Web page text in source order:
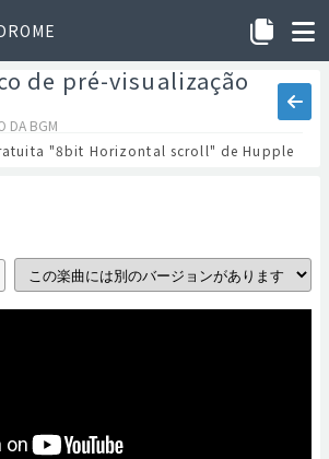
de pré-visualização
DA BGM
"8bit Horizontal scroll" de Hupple